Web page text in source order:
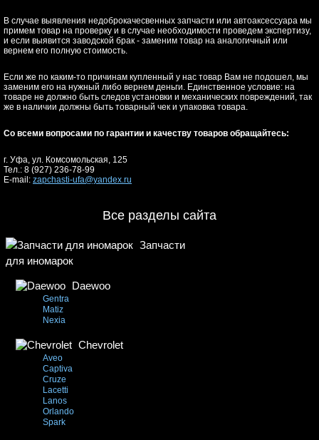
В случае выявления недоброкачесвенных запчасти или автоаксессуара мы
примем товар на проверку и в случае необходимости проведем экспертизу,
и если выявится заводской брак - заменим товар на аналогичный или
вернем его полную стоимость.
Если же по каким-то причинам купленный у нас товар Вам не подошел, мы
заменим его на нужный либо вернем деньги. Единственное условие: на
товаре не должно быть следов установки и механических повреждений, так
же в наличии должны быть товарный чек и упаковка товара.
Со всеми вопросами по гарантии и качеству товаров обращайтесь:
г. Уфа, ул. Комсомольская, 125
Тел.: 8 (927) 236-78-99
E-mail: zapchasti-ufa@yandex.ru
Все разделы сайта
Запчасти
для иномарок
Daewoo
Gentra
Matiz
Nexia
Chevrolet
Aveo
Captiva
Cruze
Lacetti
Lanos
Orlando
Spark